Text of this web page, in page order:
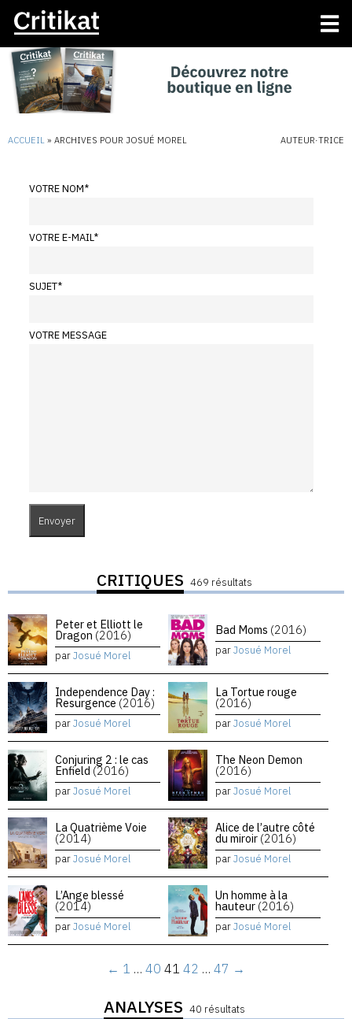
ACCUEIL » ARCHIVES POUR JOSUÉ MOREL AUTEUR·TRICE
VOTRE NOM*
VOTRE E-MAIL*
SUJET*
VOTRE MESSAGE
CRITIQUES 469 résultats
Peter et Elliott le
Dragon (2016)
parJosué Morel
Bad Moms (2016)
parJosué Morel
Independence Day :
Resurgence (2016)
parJosué Morel
La Tortue rouge
(2016)
parJosué Morel
Conjuring 2 : le cas
Enfield (2016)
parJosué Morel
The Neon Demon
(2016)
parJosué Morel
La Quatrième Voie
(2014)
parJosué Morel
Alice de l’autre côté
du miroir (2016)
parJosué Morel
L’Ange blessé
(2014)
parJosué Morel
Un homme à la
hauteur (2016)
parJosué Morel
← 1 … 40 41 42 … 47 →
ANALYSES 40 résultats